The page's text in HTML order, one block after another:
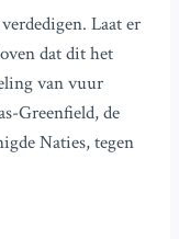
Laat er
dat dit het
van vuur
Greenfield, de
Naties, tegen